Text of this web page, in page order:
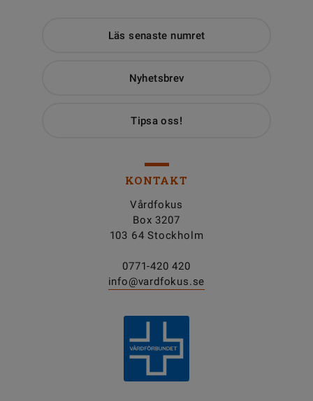
Läs senaste numret
Nyhetsbrev
Tipsa oss!
KONTAKT
Vårdfokus
Box 3207
103 64 Stockholm
0771-420 420
info@vardfokus.se